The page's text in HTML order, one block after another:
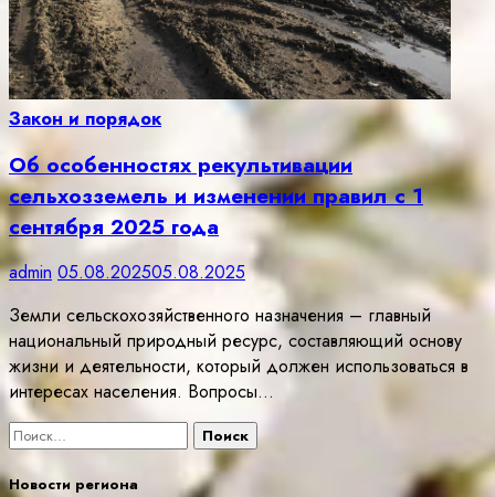
Закон и порядок
Об особенностях рекультивации
сельхозземель и изменении правил с 1
сентября 2025 года
admin 05.08.202505.08.2025
Земли сельскохозяйственного назначения – главный
национальный природный ресурс, составляющий основу
жизни и деятельности, который должен использоваться в
интересах населения. Вопросы…
Найти:
Новости региона